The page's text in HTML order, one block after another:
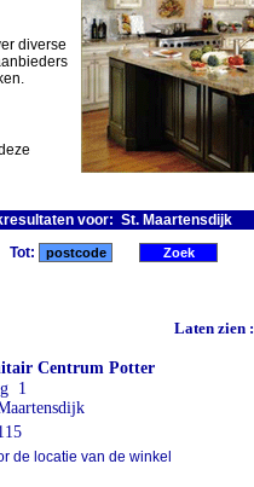
diverse
voor: St. Maartensdijk
Tot:
Laten zien :
Centrum Potter
1
de locatie van de winkel